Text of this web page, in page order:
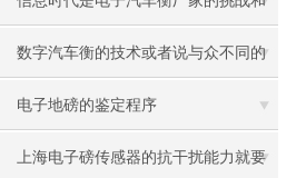
机遇
数字汽车衡的技术或者说与众不同的
亮点
电子地磅的鉴定程序
上海电子磅传感器的抗干扰能力就要